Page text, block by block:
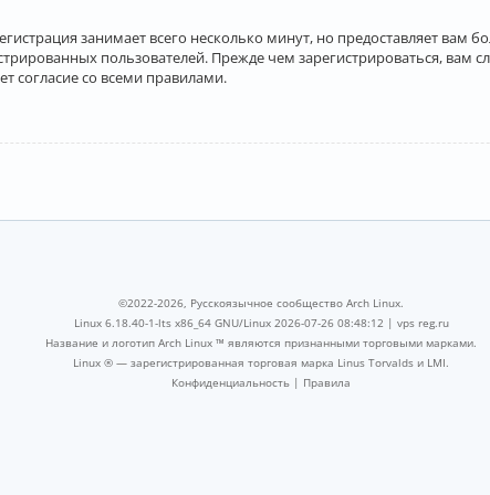
занимает всего несколько минут, но предоставляет
пользователей. Прежде чем зарегистрироваться, вам
согласие со всеми правилами.
©2022-2026, Русскоязычное сообщество Arch Linux.
Linux 6.18.40-1-lts x86_64 GNU/Linux 2026-07-26 08:48:12 | vps reg.ru
Название и логотип Arch Linux ™ являются признанными торговыми марками.
Linux ® — зарегистрированная торговая марка Linus Torvalds и LMI.
Конфиденциальность | Правила